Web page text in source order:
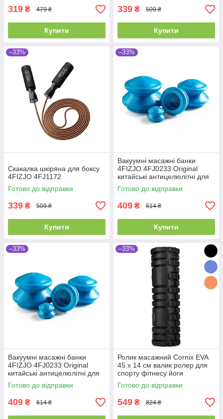
319 ₴ 479 ₴
Купити
339 ₴ 509 ₴
Купити
–33%
Скакалка шкіряна для боксу
4FIZJO 4FJ1172
Готово до відправки
339 ₴ 509 ₴
Купити
–33%
Вакуумні масажні банки
4FIZJO 4FJ0233 Original
китайські антицелюлітні для
тіла набір 4 шт
Готово до відправки
409 ₴ 614 ₴
Купити
–33%
Вакуумні масажні банки
4FIZJO 4FJ0233 Original
китайські антицелюлітні для
тіла набір 4 шт B_1780
Готово до відправки
409 ₴ 614 ₴
–33%
Ролик масажний Cornix EVA
45 x 14 см валик ролер для
спорту фітнесу йоги
тренувань
Готово до відправки
549 ₴ 824 ₴